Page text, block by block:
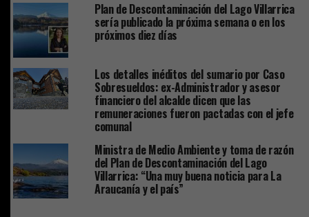
Plan de Descontaminación del Lago Villarrica
sería publicado la próxima semana o en los
próximos diez días
Los detalles inéditos del sumario por Caso
Sobresueldos: ex-Administrador y asesor
financiero del alcalde dicen que las
remuneraciones fueron pactadas con el jefe
comunal
Ministra de Medio Ambiente y toma de razón
del Plan de Descontaminación del Lago
Villarrica: “Una muy buena noticia para La
Araucanía y el país”